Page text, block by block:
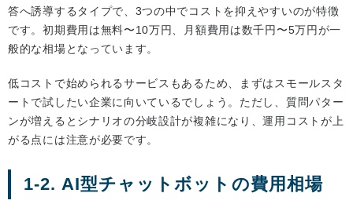
答へ誘導するタイプで、3つの中でコストを抑えやすいのが特徴
です。初期費用は無料〜10万円、月額費用は数千円〜5万円が一
般的な相場となっています。
低コストで始められるサービスもあるため、まずはスモールスタ
ートで試したい企業に向いているでしょう。ただし、質問パター
ンが増えるとシナリオの分岐設計が複雑になり、運用コストが上
がる点には注意が必要です。
1-2. AI型チャットボットの費用相場